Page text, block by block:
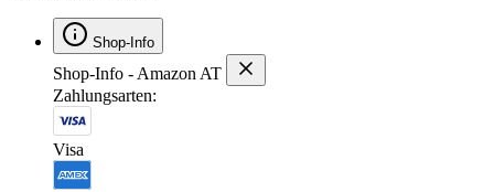
Shop-Info
Shop-Info - Amazon AT
Zahlungsarten:
Visa